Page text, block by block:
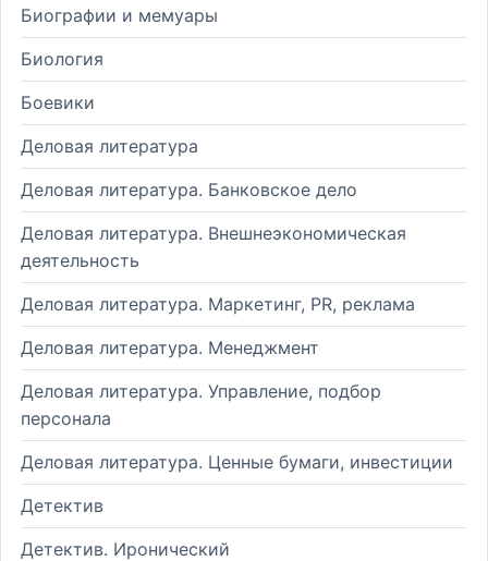
Биографии и мемуары
Биология
Боевики
Деловая литература
Деловая литература. Банковское дело
Деловая литература. Внешнеэкономическая
деятельность
Деловая литература. Маркетинг, PR, реклама
Деловая литература. Менеджмент
Деловая литература. Управление, подбор
персонала
Деловая литература. Ценные бумаги, инвестиции
Детектив
Детектив. Иронический